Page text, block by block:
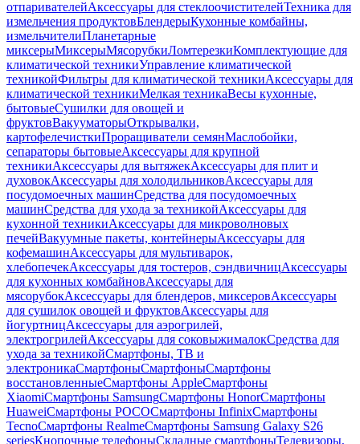
отпаривателейАксессуары для стеклоочистителейТехника для
измельчения продуктовБлендерыКухонные комбайны,
измельчителиПланетарные
миксерыМиксерыМясорубкиЛомтерезкиКомплектующие для
климатической техникиУправление климатической
техникойФильтры для климатической техникиАксессуары для
климатической техникиМелкая техникаВесы кухонные,
бытовыеСушилки для овощей и
фруктовВакууматорыОткрывалки,
картофелечисткиПроращиватели семянМаслобойки,
сепараторы бытовыеАксессуары для крупной
техникиАксессуары для вытяжекАксессуары для плит и
духовокАксессуары для холодильниковАксессуары для
посудомоечных машинСредства для посудомоечных
машинСредства для ухода за техникойАксессуары для
кухонной техникиАксессуары для микроволновых
печейВакуумные пакеты, контейнерыАксессуары для
кофемашинАксессуары для мультиварок,
хлебопечекАксессуары для тостеров, сэндвичницАксессуары
для кухонных комбайновАксессуары для
мясорубокАксессуары для блендеров, миксеровАксессуары
для сушилок овощей и фруктовАксессуары для
йогуртницАксессуары для аэрогрилей,
электрогрилейАксессуары для соковыжималокСредства для
ухода за техникойСмартфоны, ТВ и
электроникаСмартфоныСмартфоныСмартфоны
восстановленныеСмартфоны AppleСмартфоны
XiaomiСмартфоны SamsungСмартфоны HonorСмартфоны
HuaweiСмартфоны POCOСмартфоны InfinixСмартфоны
TecnoСмартфоны RealmeСмартфоны Samsung Galaxy S26
seriesКнопочные телефоныСкладные смартфоныТелевизоры,